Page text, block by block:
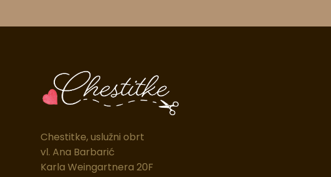
Chestitke, uslužni obrt
vl. Ana Barbarić
Karla Weingartnera 20F